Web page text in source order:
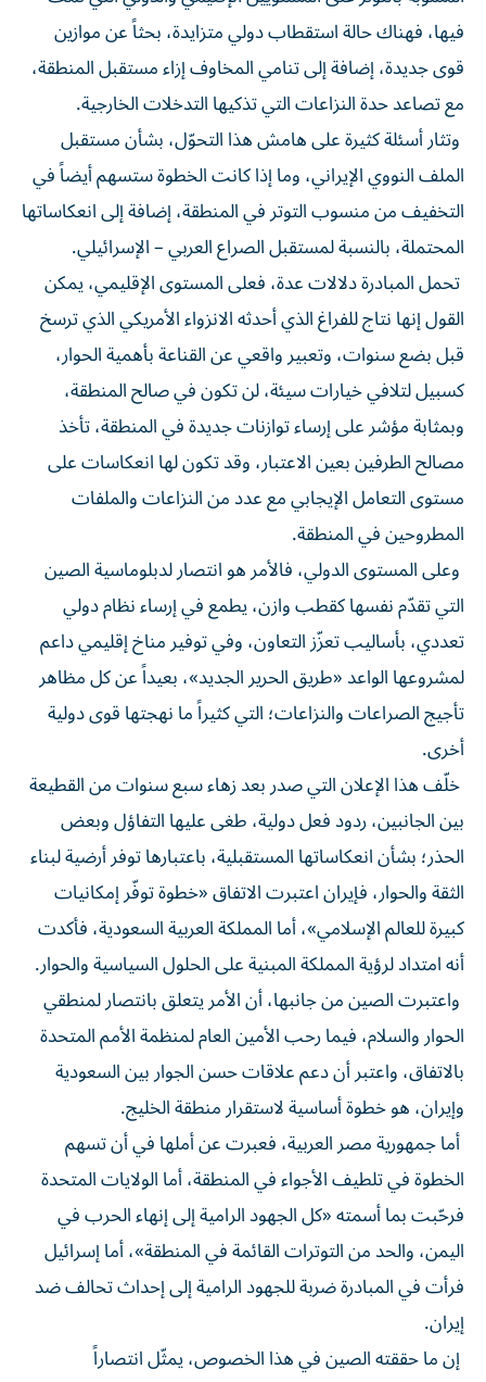
فيها، فهناك حالة استقطاب دولي متزايدة، بحثاً عن موازين
قوى جديدة، إضافة إلى تنامي المخاوف إزاء مستقبل المنطقة،
مع تصاعد حدة النزاعات التي تذكيها التدخلات الخارجية.
وتثار أسئلة كثيرة على هامش هذا التحوّل، بشأن مستقبل
الملف النووي الإيراني، وما إذا كانت الخطوة ستسهم أيضاً في
التخفيف من منسوب التوتر في المنطقة، إضافة إلى انعكاساتها
المحتملة، بالنسبة لمستقبل الصراع العربي – الإسرائيلي.
تحمل المبادرة دلالات عدة، فعلى المستوى الإقليمي، يمكن
القول إنها نتاج للفراغ الذي أحدثه الانزواء الأمريكي الذي ترسخ
قبل بضع سنوات، وتعبير واقعي عن القناعة بأهمية الحوار،
كسبيل لتلافي خيارات سيئة، لن تكون في صالح المنطقة،
وبمثابة مؤشر على إرساء توازنات جديدة في المنطقة، تأخذ
مصالح الطرفين بعين الاعتبار، وقد تكون لها انعكاسات على
مستوى التعامل الإيجابي مع عدد من النزاعات والملفات
المطروحين في المنطقة.
وعلى المستوى الدولي، فالأمر هو انتصار لدبلوماسية الصين
التي تقدّم نفسها كقطب وازن، يطمع في إرساء نظام دولي
تعددي، بأساليب تعزّز التعاون، وفي توفير مناخ إقليمي داعم
لمشروعها الواعد «طريق الحرير الجديد»، بعيداً عن كل مظاهر
تأجيج الصراعات والنزاعات؛ التي كثيراً ما نهجتها قوى دولية
أخرى.
خلّف هذا الإعلان التي صدر بعد زهاء سبع سنوات من القطيعة
بين الجانبين، ردود فعل دولية، طغى عليها التفاؤل وبعض
الحذر؛ بشأن انعكاساتها المستقبلية، باعتبارها توفر أرضية لبناء
الثقة والحوار، فإيران اعتبرت الاتفاق «خطوة توفّر إمكانيات
كبيرة للعالم الإسلامي»، أما المملكة العربية السعودية، فأكدت
أنه امتداد لرؤية المملكة المبنية على الحلول السياسية والحوار.
واعتبرت الصين من جانبها، أن الأمر يتعلق بانتصار لمنطقي
الحوار والسلام، فيما رحب الأمين العام لمنظمة الأمم المتحدة
بالاتفاق، واعتبر أن دعم علاقات حسن الجوار بين السعودية
وإيران، هو خطوة أساسية لاستقرار منطقة الخليج.
أما جمهورية مصر العربية، فعبرت عن أملها في أن تسهم
الخطوة في تلطيف الأجواء في المنطقة، أما الولايات المتحدة
فرحّبت بما أسمته «كل الجهود الرامية إلى إنهاء الحرب في
اليمن، والحد من التوترات القائمة في المنطقة»، أما إسرائيل
فرأت في المبادرة ضربة للجهود الرامية إلى إحداث تحالف ضد
إيران.
إن ما حققته الصين في هذا الخصوص، يمثّل انتصاراً